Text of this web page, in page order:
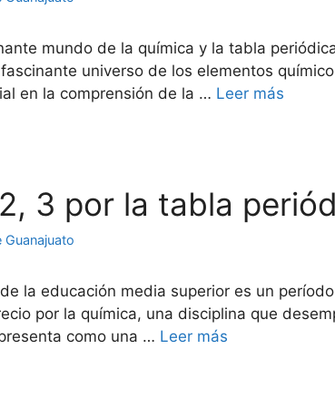
mundo de la química y la tabla
universo de los elementos
en la comprensión de la … Leer más
3 por la tabla
Guanajuato
la educación media superior es un
por la química, una disciplina que
como una … Leer más